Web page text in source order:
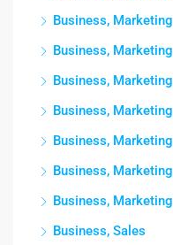
Business, Marketing
Business, Marketing
Business, Marketing
Business, Marketing
Business, Marketing
Business, Marketing
Business, Marketing
Business, Sales